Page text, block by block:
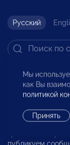
Русский
© 2023
и среднего
Комментарии на
публикуем
Мы
как Вы
политикой
Принять